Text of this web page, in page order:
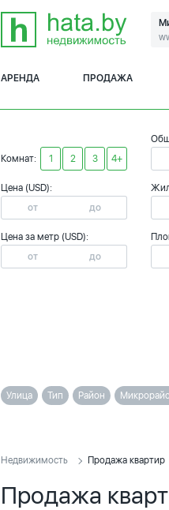
АРЕНДА ПРОДАЖА
Комнат: 1 2 3 4+
Цена (USD):
Цена за метр (USD):
Улица Тип Район
Недвижимость Продажа квартир
Продажа